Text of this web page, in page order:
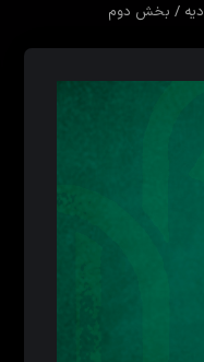
/ بخش دوم